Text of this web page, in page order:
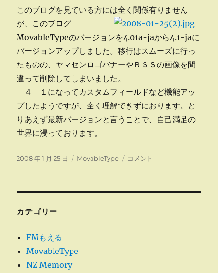
このブログを見ている方には全く関係有りません
が、 このブログ
MovableTypeのバージョンを4.01a-jaから4.1-jaに
バージョンアップしました。移行はスムーズに行っ
たものの、ヤマセンロゴバナーやＲＳＳの画像を間
違って削除してしまいました。
４．１になってカスタムフィールドなど機能アッ
プしたようですが、全く理解できずにおります。と
りあえず最新バージョンと言うことで、自己満足の
世界に浸っております。
投
2008 年 1 月 25 日
カ
MovableType
４．
コメント
カテゴリー
FMもえる
MovableType
NZ Memory